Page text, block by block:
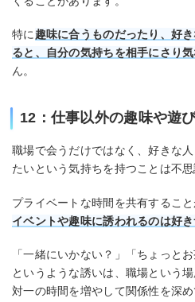
特に趣味に合うものだったり、好
ると、自分の気持ちを相手にさり
ん。
12：仕事以外の趣味や遊
職場で会うだけではなく、好きな
たいという気持ちを持つことは不
プライベートな時間を共有すること
イベントや趣味に誘われるのは好
「一緒にいかない？」「ちょっと
というような誘いは、職場という
対一の時間を増やして関係性を深